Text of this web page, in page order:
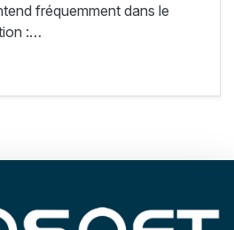
fréquemment dans le
:…